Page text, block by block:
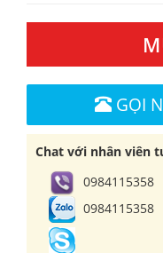
GỌI
Chat với nhân viên
0984115358
0984115358